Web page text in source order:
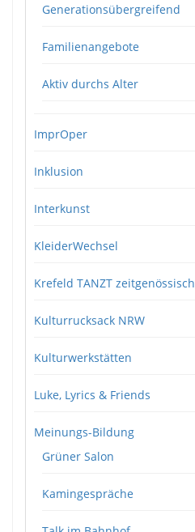
Generationsübergreifend
Familienangebote
Aktiv durchs Alter
ImprOper
Inklusion
Interkunst
KleiderWechsel
Krefeld TANZT zeitgenössisch
Kulturrucksack NRW
Kulturwerkstätten
Luke, Lyrics & Friends
Meinungs-Bildung
Grüner Salon
Kamingespräche